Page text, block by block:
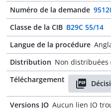
Numéro de la demande
Classe de la CIB B29C 55/14
Langue de la procédure
Distribution Non distribuées
Téléchargement
Versions JO Aucun lien JO